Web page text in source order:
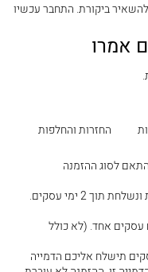
ביקורת. התחבר עכשיו
אמרו
החזרות והחלפות
לסוג ההזמנה
הזמנה עם הטבעת שם/אריזת מתנה - נארזת ונשלחת תוך 2 ימי עסקים.
עסקים אחד. (לא כולל
תישלח אליכם הדמייה